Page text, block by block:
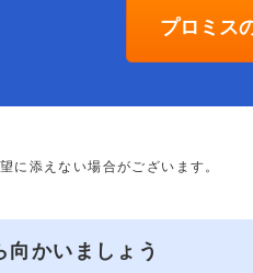
プロミス
添えない場合がございます。
向かいましょう